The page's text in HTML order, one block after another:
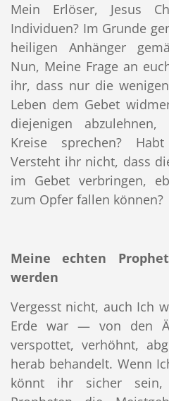
Mein Erlöser, Jesus
Individuen? Im Grunde
heiligen Anhänger
Nun, Meine Frage an
ihr, dass nur die
Leben dem Gebet
diejenigen
Kreise sprechen?
Versteht ihr nicht, dass
im Gebet verbringen,
zum Opfer fallen können?
Meine echten
werden
Vergesst nicht, auch Ich
Erde war — von den
verspottet, verhöhnt,
herab behandelt. Wenn
könnt ihr sicher sein,